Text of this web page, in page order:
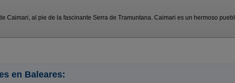
Caimari, al pie de la fascinante Serra de Tramuntana. Caimari es un hermoso
en Baleares: